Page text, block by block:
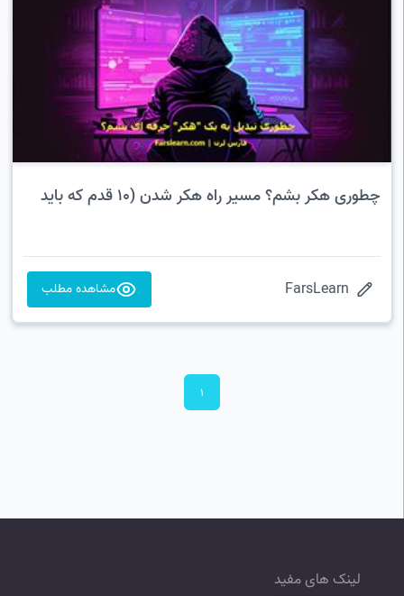
چطوری هکر بشم؟ مسیر راه هکر شدن (10 قدم که باید
FarsLearn مشاهده مطلب
1
لینک های مفید